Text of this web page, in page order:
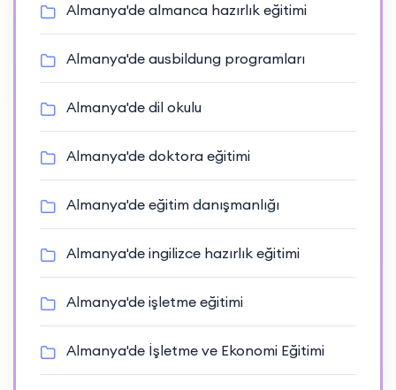
Almanya'de almanca hazırlık eğitimi
Almanya'de ausbildung programları
Almanya'de dil okulu
Almanya'de doktora eğitimi
Almanya'de eğitim danışmanlığı
Almanya'de ingilizce hazırlık eğitimi
Almanya'de işletme eğitimi
Almanya'de İşletme ve Ekonomi Eğitimi